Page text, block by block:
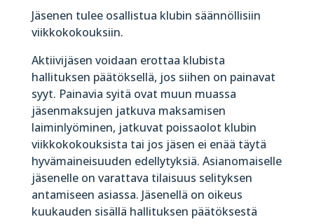
Jäsenen tulee osallistua klubin säännöllisiin
viikkokokouksiin.
Aktiivijäsen voidaan erottaa klubista
hallituksen päätöksellä, jos siihen on painavat
syyt. Painavia syitä ovat muun muassa
jäsenmaksujen jatkuva maksamisen
laiminlyöminen, jatkuvat poissaolot klubin
viikkokokouksista tai jos jäsen ei enää täytä
hyvämaineisuuden edellytyksiä. Asianomaiselle
jäsenelle on varattava tilaisuus selityksen
antamiseen asiassa. Jäsenellä on oikeus
kuukauden sisällä hallituksen päätöksestä